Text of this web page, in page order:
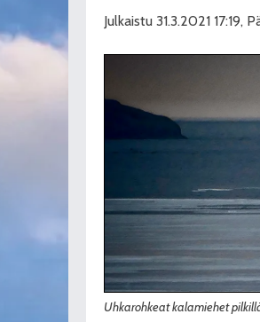
Julkaistu 31.3.2021 17:19,
Uhkarohkeat kalamiehet